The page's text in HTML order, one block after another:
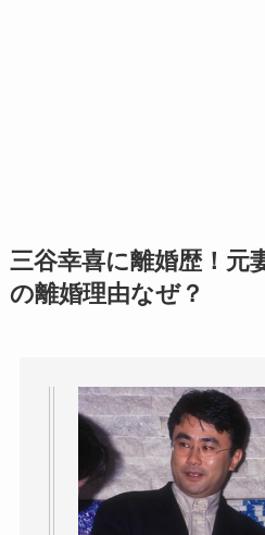
三谷幸喜に離婚歴！元
の離婚理由なぜ？